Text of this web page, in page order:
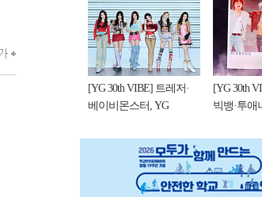
[YG 30th VIBE] 트레저·
베이비몬스터, YG
[YG 30th
빅뱅·투애